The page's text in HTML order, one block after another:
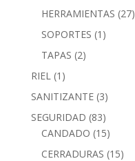
HERRAMIENTAS (27)
SOPORTES (1)
TAPAS (2)
RIEL (1)
SANITIZANTE (3)
SEGURIDAD (83)
CANDADO (15)
CERRADURAS (15)